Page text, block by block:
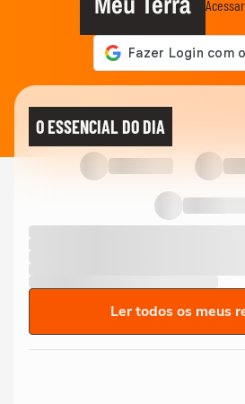
O ESSENCIAL DO DIA
Ler todos os meus